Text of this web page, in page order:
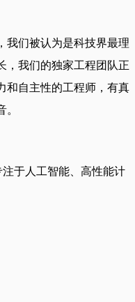
我们被认为是科技界最理
，我们的独家工程团队正
和自主性的工程师，有真
于人工智能、高性能计